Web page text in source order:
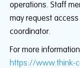
operations. Staff
may request
coordinator.
For more
https://www.think-